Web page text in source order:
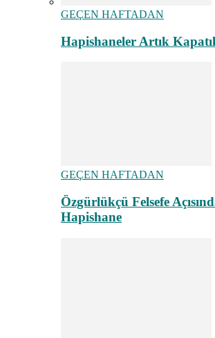
GEÇEN HAFTADAN
Hapishaneler Artık
GEÇEN HAFTADAN
Özgürlükçü Felsefe
Hapishane